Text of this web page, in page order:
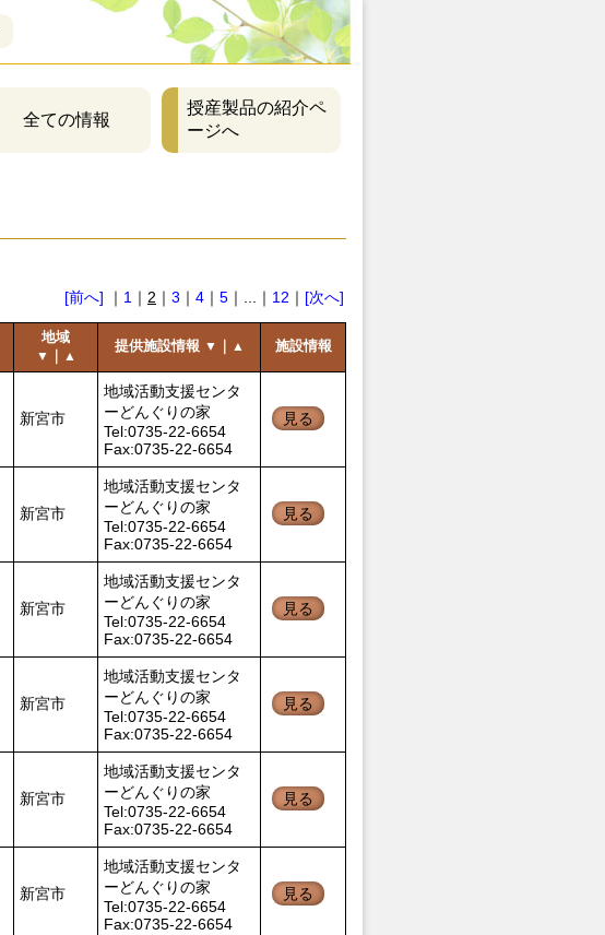
全ての情報
授産製品の紹介ペ
ージへ
[前へ] ｜ 1 ｜ 2 ｜ 3 ｜ 4 ｜ 5 ｜...｜ 12 ｜ [次へ]
地域
▼ ▲
提供施設情報 ▼ ▲ 施設情報
新宮市
地域活動支援センタ
ーどんぐりの家
Tel:0735-22-6654
Fax:0735-22-6654
見る
新宮市
地域活動支援センタ
ーどんぐりの家
Tel:0735-22-6654
Fax:0735-22-6654
見る
新宮市
地域活動支援センタ
ーどんぐりの家
Tel:0735-22-6654
Fax:0735-22-6654
見る
新宮市
地域活動支援センタ
ーどんぐりの家
Tel:0735-22-6654
Fax:0735-22-6654
見る
新宮市
地域活動支援センタ
ーどんぐりの家
Tel:0735-22-6654
Fax:0735-22-6654
見る
新宮市
地域活動支援センタ
ーどんぐりの家
Tel:0735-22-6654
Fax:0735-22-6654
見る